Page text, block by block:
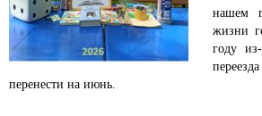
нашем
жизни
году
перенести на июнь.